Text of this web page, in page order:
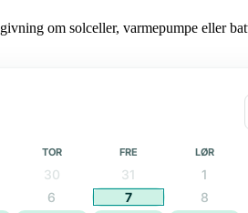
om solceller, varmepumpe eller